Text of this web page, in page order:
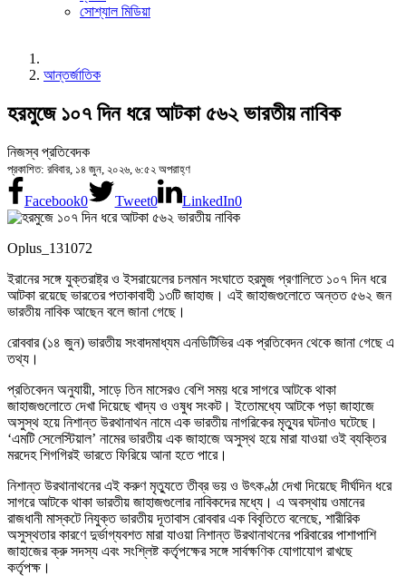
সোশ্যাল মিডিয়া
আন্তর্জাতিক
হরমুজে ১০৭ দিন ধরে আটকা ৫৬২ ভারতীয় নাবিক
নিজস্ব প্রতিবেদক
প্রকাশিত: রবিবার, ১৪ জুন, ২০২৬, ৬:৫২ অপরাহ্ণ
Facebook0 Tweet0 LinkedIn0
Oplus_131072
ইরানের সঙ্গে যুক্তরাষ্ট্র ও ইসরায়েলের চলমান সংঘাতে হরমুজ প্রণালিতে ১০৭ দিন ধরে
আটকা রয়েছে ভারতের পতাকাবাহী ১৩টি জাহাজ। এই জাহাজগুলোতে অন্তত ৫৬২ জন
ভারতীয় নাবিক আছেন বলে জানা গেছে।
রোববার (১৪ জুন) ভারতীয় সংবাদমাধ্যম এনডিটিভির এক প্রতিবেদন থেকে জানা গেছে এ
তথ্য।
প্রতিবেদন অনুযায়ী, সাড়ে তিন মাসেরও বেশি সময় ধরে সাগরে আটকে থাকা
জাহাজগুলোতে দেখা দিয়েছে খাদ্য ও ওষুধ সংকট। ইতোমধ্যে আটকে পড়া জাহাজে
অসুস্থ হয়ে নিশান্ত উরথানাথন নামে এক ভারতীয় নাগরিকের মৃত্যুর ঘটনাও ঘটেছে।
‘এমটি সেলেস্টিয়াল’ নামের ভারতীয় এক জাহাজে অসুস্থ হয়ে মারা যাওয়া ওই ব্যক্তির
মরদেহ শিগগিরই ভারতে ফিরিয়ে আনা হতে পারে।
নিশান্ত উরথানাথনের এই করুণ মৃত্যুতে তীব্র ভয় ও উৎকণ্ঠা দেখা দিয়েছে দীর্ঘদিন ধরে
সাগরে আটকে থাকা ভারতীয় জাহাজগুলোর নাবিকদের মধ্যে। এ অবস্থায় ওমানের
রাজধানী মাস্কটে নিযুক্ত ভারতীয় দূতাবাস রোববার এক বিবৃতিতে বলেছে, শারীরিক
অসুস্থতার কারণে দুর্ভাগ্যবশত মারা যাওয়া নিশান্ত উরথানাথনের পরিবারের পাশাপাশি
জাহাজের ক্রু সদস্য এবং সংশ্লিষ্ট কর্তৃপক্ষের সঙ্গে সার্বক্ষণিক যোগাযোগ রাখছে
কর্তৃপক্ষ।